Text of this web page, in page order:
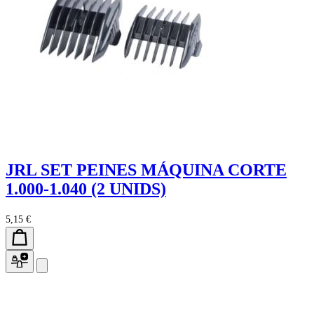
JRL SET PEINES MÁQUINA CORTE
1.000-1.040 (2 UNIDS)
5,15 €